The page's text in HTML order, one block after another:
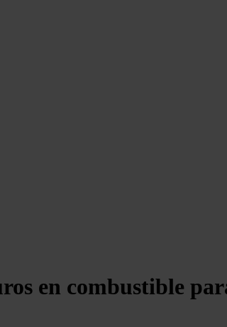
en combustible